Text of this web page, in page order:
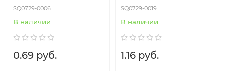
SQ0729-0006
В наличии
0.69 руб.
SQ0729-0019
В наличии
1.16 руб.